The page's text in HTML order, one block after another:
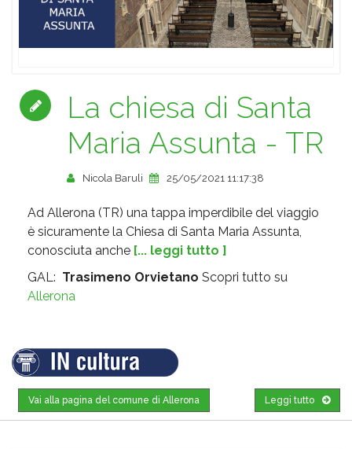
La chiesa di Santa
Maria Assunta - TR
Nicola Baruli 25/05/2021 11:17:38
Ad Allerona (TR) una tappa imperdibile del viaggio
è sicuramente la Chiesa di Santa Maria Assunta,
conosciuta anche [... leggi tutto ]
GAL: Trasimeno Orvietano Scopri tutto su
Allerona
Leggi tutto
Vai alla pagina del comune di Allerona